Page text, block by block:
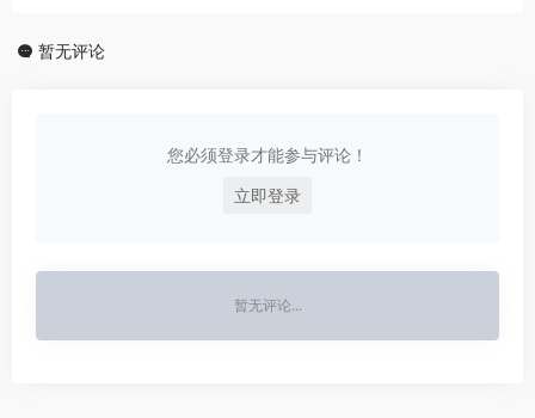
暂无评论
您必须登录才能参与评论！
立即登录
暂无评论...